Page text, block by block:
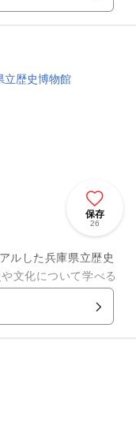
保存
26
ルした兵庫県立歴史
文化について学べる